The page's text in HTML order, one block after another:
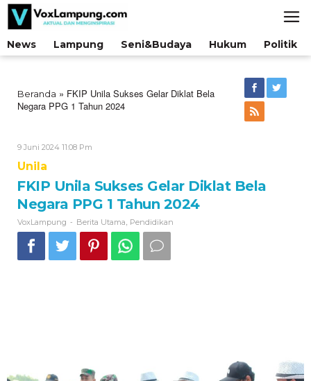
Lewati
konten
News
Lampung Seni&Budaya Hukum Politik
Beranda » FKIP Unila Sukses Gelar Diklat Bela
Negara PPG 1 Tahun 2024
9 Juni 2024 11:08 Pm
Unila
FKIP Unila Sukses Gelar Diklat Bela
Negara PPG 1 Tahun 2024
VoxLampung - Berita Utama Pendidikan